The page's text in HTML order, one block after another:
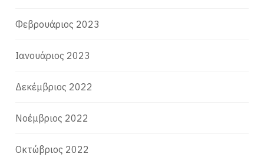
Φεβρουάριος 2023
Ιανουάριος 2023
Δεκέμβριος 2022
Νοέμβριος 2022
Οκτώβριος 2022